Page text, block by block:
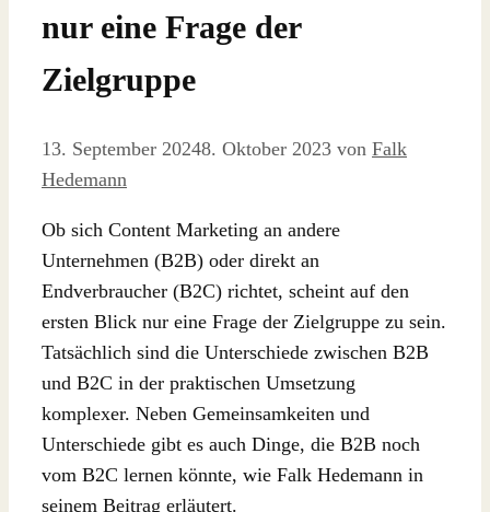
nur eine Frage der
Zielgruppe
13. September 20248. Oktober 2023 von Falk
Hedemann
Ob sich Content Marketing an andere
Unternehmen (B2B) oder direkt an
Endverbraucher (B2C) richtet, scheint auf den
ersten Blick nur eine Frage der Zielgruppe zu sein.
Tatsächlich sind die Unterschiede zwischen B2B
und B2C in der praktischen Umsetzung
komplexer. Neben Gemeinsamkeiten und
Unterschiede gibt es auch Dinge, die B2B noch
vom B2C lernen könnte, wie Falk Hedemann in
seinem Beitrag erläutert.